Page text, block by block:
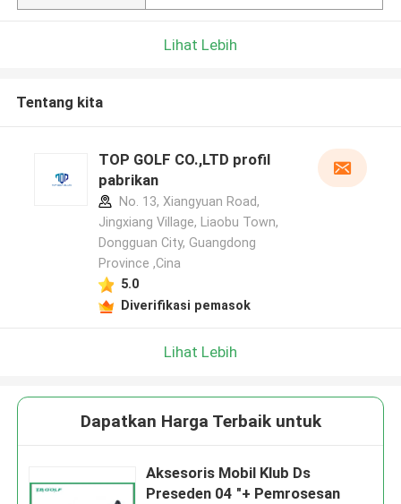
Lihat Lebih
Tentang kita
TOP GOLF CO.,LTD profil
pabrikan
No. 13, Xiangyuan Road,
Jingxiang Village, Liaobu Town,
Dongguan City, Guangdong
Province ,Cina
5.0
Diverifikasi pemasok
Lihat Lebih
Dapatkan Harga Terbaik untuk
Aksesoris Mobil Klub Ds
Preseden 04 "+ Pemrosesan